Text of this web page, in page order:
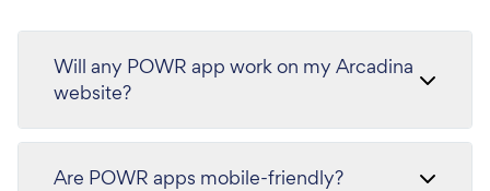
Will any POWR app work on my Arcadina
website?
Are POWR apps mobile-friendly?